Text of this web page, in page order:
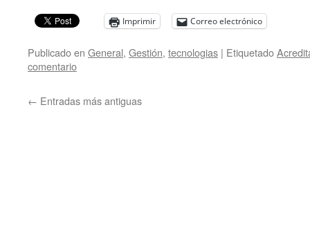
Imprimir Correo electrónico
Publicado en General, Gestión, tecnologias | Etiquetado
comentario
← Entradas más antiguas